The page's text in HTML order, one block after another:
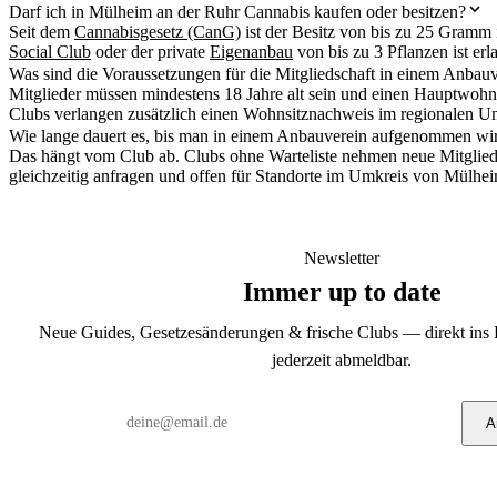
Darf ich in Mülheim an der Ruhr Cannabis kaufen oder besitzen?
Seit dem Cannabisgesetz (CanG) ist der Besitz von bis zu 25
Social Club oder der private Eigenanbau von bis zu 3 Pflanzen ist
Was sind die Voraussetzungen für die Mitgliedschaft in einem
Mitglieder müssen mindestens 18 Jahre alt sein und einen
Clubs verlangen zusätzlich einen Wohnsitznachweis im regionalen
Wie lange dauert es, bis man in einem Anbauverein aufgenommen
Das hängt vom Club ab. Clubs ohne Warteliste nehmen neue
gleichzeitig anfragen und offen für Standorte im Umkreis von
Newsletter
Immer up to date
Neue Guides, Gesetzesänderungen & frische Clubs — direkt ins
jederzeit abmeldbar.